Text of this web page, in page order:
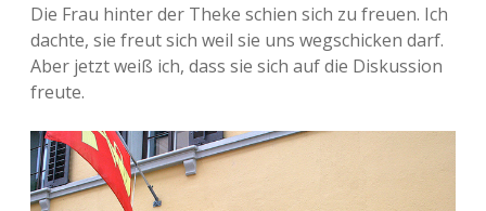
Die Frau hinter der Theke schien sich zu freuen. Ich
dachte, sie freut sich weil sie uns wegschicken darf.
Aber jetzt weiß ich, dass sie sich auf die Diskussion
freute.